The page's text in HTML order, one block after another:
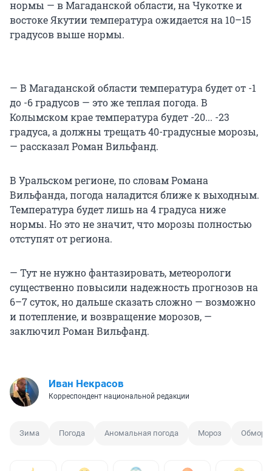
нормы — в Магаданской области, на Чукотке и
востоке Якутии температура ожидается на 10–15
градусов выше нормы.
— В Магаданской области температура будет от -1
до -6 градусов — это же теплая погода. В
Колымском крае температура будет -20... -23
градуса, а должны трещать 40-градусные морозы,
— рассказал Роман Вильфанд.
В Уральском регионе, по словам Романа
Вильфанда, погода наладится ближе к выходным.
Температура будет лишь на 4 градуса ниже
нормы. Но это не значит, что морозы полностью
отступят от региона.
— Тут не нужно фантазировать, метеорологи
существенно повысили надежность прогнозов на
6–7 суток, но дальше сказать сложно — возможно
и потепление, и возвращение морозов, —
заключил Роман Вильфанд.
Иван Некрасов
Корреспондент национальной редакции
Зима Погода Аномальная погода Мороз